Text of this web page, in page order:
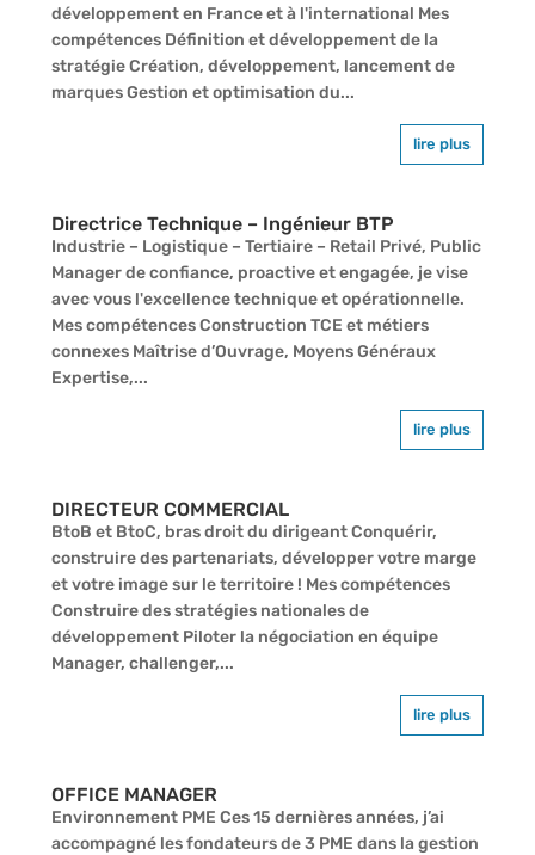
développement en France et à l'international Mes
compétences Définition et développement de la
stratégie Création, développement, lancement de
marques Gestion et optimisation du...
lire plus
Directrice Technique – Ingénieur BTP
Industrie – Logistique – Tertiaire – Retail Privé, Public
Manager de confiance, proactive et engagée, je vise
avec vous l'excellence technique et opérationnelle.
Mes compétences Construction TCE et métiers
connexes Maîtrise d’Ouvrage, Moyens Généraux
Expertise,...
lire plus
DIRECTEUR COMMERCIAL
BtoB et BtoC, bras droit du dirigeant Conquérir,
construire des partenariats, développer votre marge
et votre image sur le territoire ! Mes compétences
Construire des stratégies nationales de
développement Piloter la négociation en équipe
Manager, challenger,...
lire plus
OFFICE MANAGER
Environnement PME Ces 15 dernières années, j’ai
accompagné les fondateurs de 3 PME dans la gestion